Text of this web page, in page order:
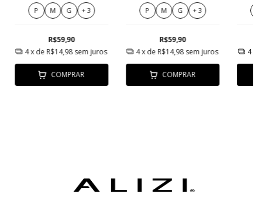
P M G + 3
R$59,90
4x de R$14,98 sem juros
COMPRAR
P M G + 3
R$59,90
4x de R$14,98sem juros
COMPRAR
4